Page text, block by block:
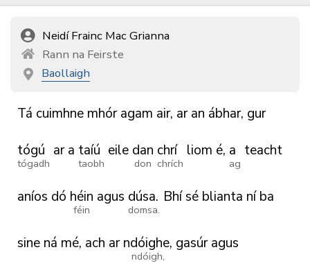
Neidí Frainc Mac Grianna
Rann na Feirste
Baollaigh
Tá cuimhne mhór agam air, ar an ábhar, gur
tógú
tógadh
ar a taíú
taobh
eile dan
don
chrí
chrích
liom é, a
ag
teacht
aníos dó héin
féin
agus dúsa.
domsa.
Bhísé blianta ní ba
sine ná mé, ach ar ndóighe,
ndóigh,
gasúr agus